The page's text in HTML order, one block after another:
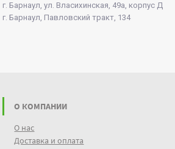
г. Барнаул, ул. Власихинская, 49а, корпус Д
г. Барнаул, Павловский тракт, 134
О КОМПАНИИ
О нас
Доставка и оплата